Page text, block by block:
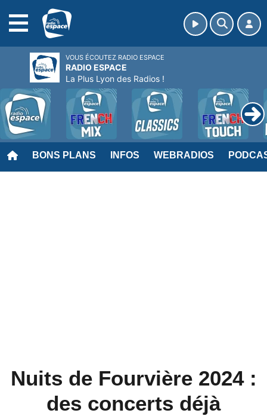
BONS PLANS INFOS WEBRADIOS
Nuits de Fourvière 2024 :
des concerts déjà
VOUS ÉCOUTEZ RADIO ESPACE
RADIO ESPACE
La Plus Lyon des Radios !